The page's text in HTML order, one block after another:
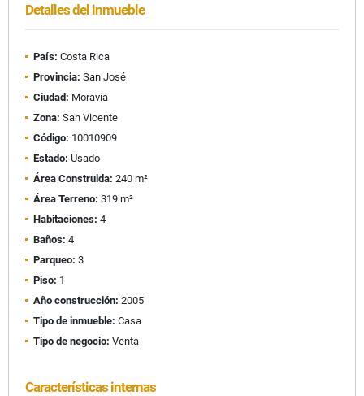
Detalles del inmueble
País: Costa Rica
Provincia: San José
Ciudad: Moravia
Zona: San Vicente
Código: 10010909
Estado: Usado
Área Construida: 240 m²
Área Terreno: 319 m²
Habitaciones: 4
Baños: 4
Parqueo: 3
Piso: 1
Año construcción: 2005
Tipo de inmueble: Casa
Tipo de negocio: Venta
Características internas